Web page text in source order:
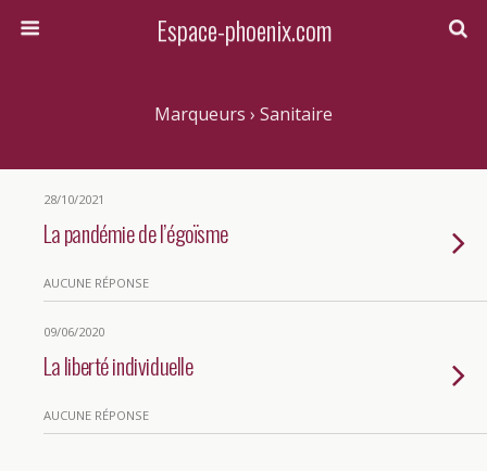
Espace-phoenix.com
Marqueurs › Sanitaire
28/10/2021
La pandémie de l’égoïsme
AUCUNE RÉPONSE
09/06/2020
La liberté individuelle
AUCUNE RÉPONSE